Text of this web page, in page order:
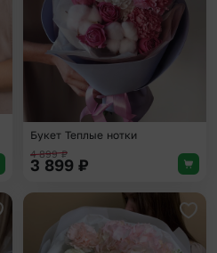
Букет Теплые нотки
4 899₽
3 899 ₽
Добавить в избранное